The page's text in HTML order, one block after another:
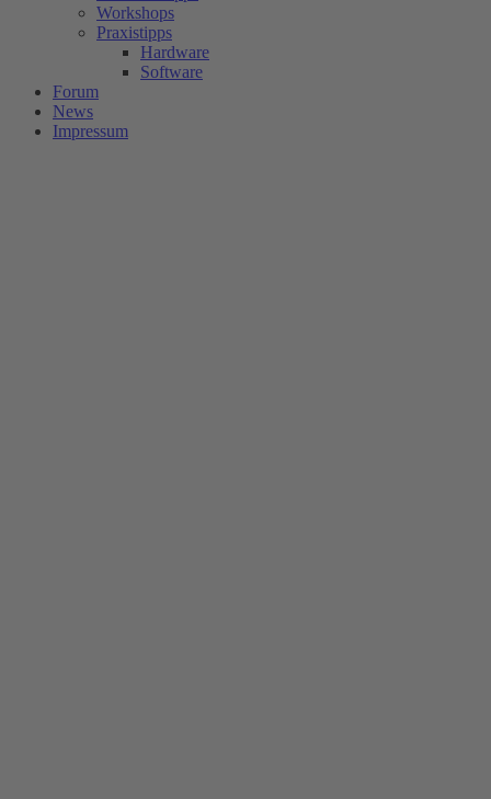
Workshops
Praxistipps
Hardware
Software
Forum
News
Impressum